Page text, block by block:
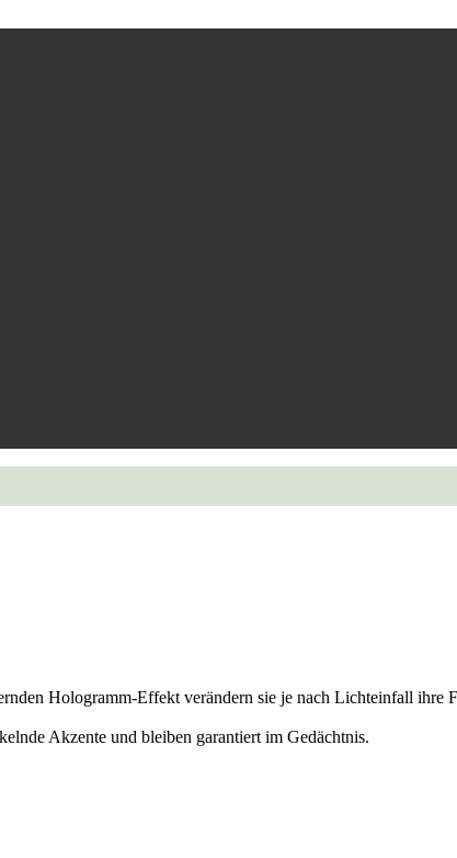
Hologramm-Effekt verändern sie je nach Lichteinfall ihre
Akzente und bleiben garantiert im Gedächtnis.